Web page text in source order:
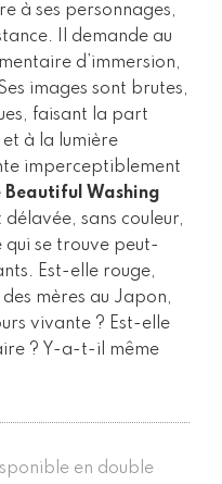
à ses personnages,
Il demande au
d’immersion,
images sont brutes,
faisant la part
et à la lumière
imperceptiblement
Beautiful Washing
sans couleur,
qui se trouve peut-
Est-elle rouge,
mères au Japon,
vivante ? Est-elle
? Y-a-t-il même
en double